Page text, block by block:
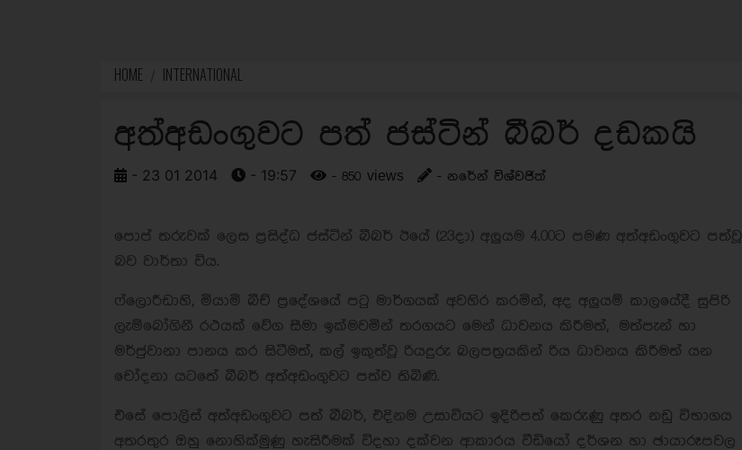
HOME INTERNATIONAL
අත්අඩංගුවට පත් ජස්ටින් බීබර් දඩකයි
- 23 01 2014 - 19:57 - 850 views - නරේන් විශ්වජිත්
පොප් තරුවක් ලෙස ප්‍රසිද්ධ ජස්ටින් බීබර් ඊයේ (23දා) අලුයම 4.00ට පමණ අත්අඩංගුවට පත්වූ
බව වාර්තා විය.
ෆ්ලොරීඩාහි, මියාමි බීච් ප්‍රදේශයේ පටු මාර්ගයක් අවහිර කරමින්, අද අලුයම් කාලයේදී සුපිරි
ලැම්බෝගිනී රථයක් වේග සීමා ඉක්මවමින් තරගයට මෙන් ධාවනය කිරීමත්, මත්පැන් හා
මර්ජුවානා පානය කර සිටීමත්, කල් ඉකුත්වූ රියදුරු බලපත්‍රයකින් රිය ධාවනය කිරීමත් යන
චෝදනා යටතේ බීබර් අත්අඩංගුවට පත්ව තිබිණි.
එසේ පොලිස් අත්අඩංගුවට පත් බීබර්, එදිනම උසාවියට ඉදිරිපත් කෙරුණු අතර නඩු විභාගය
අතරතුර ඔහු නොහික්මුණු හැසිරීමක් විදහා දක්වන ආකාරය වීඩියෝ දර්ශන හා ඡායාරූපවල